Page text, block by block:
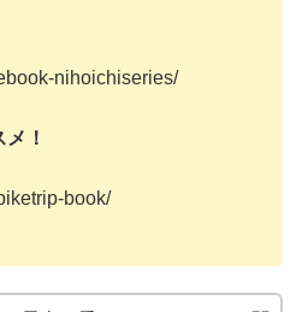
nihoichiseries/
！
book/